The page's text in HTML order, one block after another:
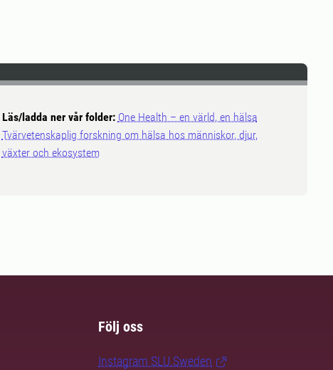
Läs/ladda ner vår folder: One Health – en värld, en hälsa
Tvärvetenskaplig forskning om hälsa hos människor, djur,
växter och ekosystem
Följ oss
Instagram SLU.Sweden